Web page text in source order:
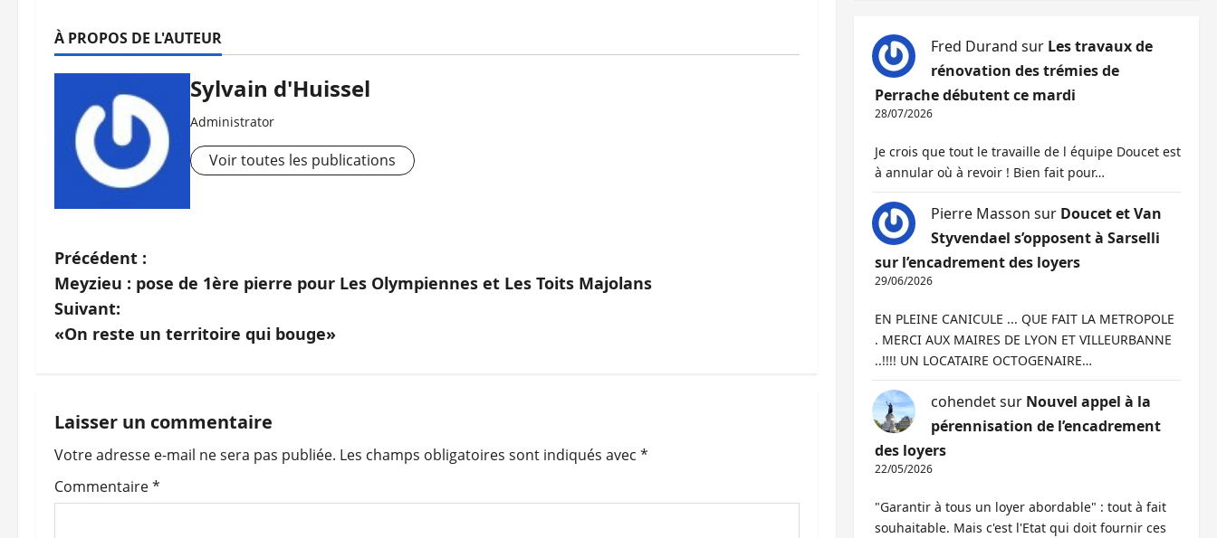
À PROPOS DE L'AUTEUR
Sylvain d'Huissel
Administrator
Voir toutes les publications
N
a
v
g
a
t
Précédent :
Meyzieu : pose de 1ère pierre pour Les Olympiennes et Les Toits Majolans
Suivant:
«On reste un territoire qui bouge»
Laisser un commentaire
Votre adresse e-mail ne sera pas publiée. Les champs obligatoires sont indiqués avec *
Commentaire*
Fred Durand sur Les travaux de
rénovation des trémies de
Perrache débutent ce mardi
28/07/2026
Je crois que tout le travaille de l équipe Doucet est
à annular où à revoir ! Bien fait pour…
Pierre Masson sur Doucet et Van
Styvendael s’opposent à Sarselli
sur l’encadrement des loyers
29/06/2026
EN PLEINE CANICULE ... QUE FAIT LA METROPOLE
. MERCI AUX MAIRES DE LYON ET VILLEURBANNE
..!!!! UN LOCATAIRE OCTOGENAIRE…
cohendetsur Nouvel appel à la
pérennisation de l’encadrement
des loyers
22/05/2026
"Garantir à tous un loyer abordable" : tout à fait
souhaitable. Mais c'est l'Etat qui doit fournir ces